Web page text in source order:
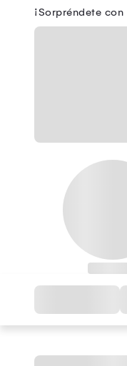
¡Sorpréndete